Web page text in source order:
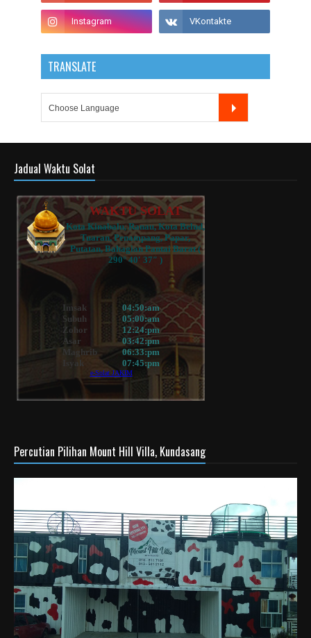
TRANSLATE
Jadual Waktu Solat
Percutian Pilihan Mount Hill Villa, Kundasang